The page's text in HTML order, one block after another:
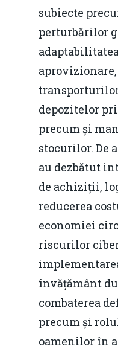
subiecte
perturbărilor
depozitelor
precum și
stocurilor. De
au dezbătut
de achiziții,
reducerea
economiei
riscurilor
învățământ
combaterea
precum și
oamenilor în